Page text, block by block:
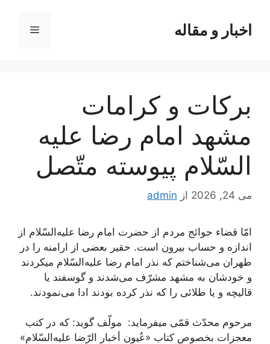
محتوااخبار و مقاله فهرست
بركات‌ و كرامات‌
مشهد امام‌ رضا عليه‌
السّلام‌ پيوسته‌ متّصل‌
می 24, 2026 از admin
امّا قضاء حوائج‌ مردم‌ از حضرت‌ امام‌ رضا علیه‌السّلام‌ از
اندازه‌ و حساب‌ بیرون‌ است‌. حقیر بعضی‌ از ارامنه‌ را در
طهران‌ می‌شناختم‌ که‌ نذر امام‌ رضا علیه‌السّلام‌ میکردند
و خودشان‌ به‌ مشهد مشرّف‌ می‌شدند و گوسفند یا
قالیچه‌ و یا طلائی‌ را که‌ نذر کرده‌ بودند ادا می‌نمودند.
مرحوم‌ محدّث‌ قمّی‌ میفرماید: ‎ مولّف‌ گوید: که‌ در کتب‌
معجزات‌ بخصوص‌ کتاب‌ «عُیون‌ أخبار الرّضا علیه‌السّلام‌»